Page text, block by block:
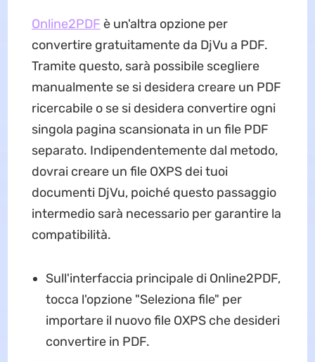
Online2PDF è un'altra opzione per
convertire gratuitamente da DjVu a PDF.
Tramite questo, sarà possibile scegliere
manualmente se si desidera creare un PDF
ricercabile o se si desidera convertire ogni
singola pagina scansionata in un file PDF
separato. Indipendentemente dal metodo,
dovrai creare un file OXPS dei tuoi
documenti DjVu, poiché questo passaggio
intermedio sarà necessario per garantire la
compatibilità.
Sull'interfaccia principale di Online2PDF,
tocca l'opzione "Seleziona file" per
importare il nuovo file OXPS che desideri
convertire in PDF.